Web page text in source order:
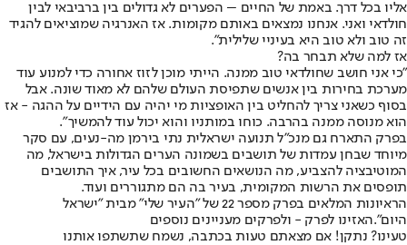
אליו בכל דרך. באמת של החיים – הפערים לא גדולים בין ברביבאי לבין
חולדאי ואני. אנחנו נמצאים באותם מקומות. אז האנרגיה שמוציאים להגיד
זה טוב ולא טוב היא בעיניי שלילית".
אז למה שלא תבחר בה?
"כי אני חושב שחולדאי טוב ממנה. הייתי מוכן לזוז אחורה כדי למנוע עוד
מערכת בחירות בין אנשים שתפיסת העולם שלהם לא מאוד שונה. אבל
בסוף כשאני צריך להחליט בין האופציות מי יהיה עם הידיים על ההגה - אז
הוא מנוסה ממנה בהרבה. כוחו במותניו והוא יכול עוד להמשיך".
בפרק התארח גם מנכ"ל תנועה ישראלית נתי בירמן מה-נעים, עם סקר
מיוחד שבחן עמדות של תושבים בשמונה הערים הגדולות בישראל, מה
המוטיבציה להצביע, מה הנושאים החשובים בכל עיר, איך התושבים
תופסים את הרשות המקומית, בעיר בה הם מתגוררים ועוד.
הראיונות המלאים בפרק מספר 22 של "העיר שלי" מבית "ישראל
היום".האזינו לפרק - ולפרקים מעניינים נוספים
טעינו? נתקן! אם מצאתם טעות בכתבה, נשמח שתשתפו אותנו